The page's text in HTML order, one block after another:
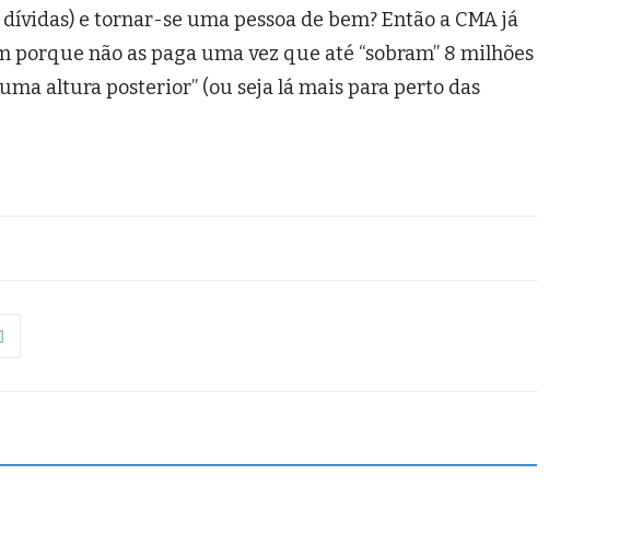
e tornar-se uma pessoa de bem? Então a CMA já
porque não as paga uma vez que até “sobram” 8 milhões
altura posterior” (ou seja lá mais para perto das